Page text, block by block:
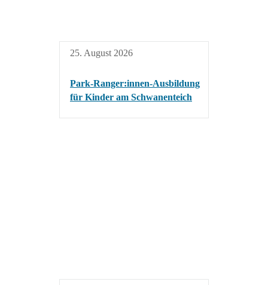
25. August 2026
Park-Ranger:innen-Ausbildung
für Kinder am Schwanenteich